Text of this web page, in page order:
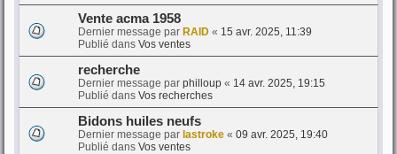
Vente acma 1958
Dernier message par RAID « 15 avr. 2025, 11:39
Publié dans Vos ventes
recherche
Dernier message par philloup « 14 avr. 2025, 19:15
Publié dans Vos recherches
Bidons huiles neufs
Dernier message par lastroke « 09 avr. 2025, 19:40
Publié dans Vos ventes